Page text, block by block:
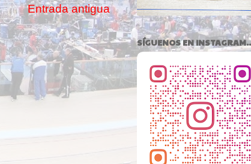
Entrada antigua
SÍGUENOS EN